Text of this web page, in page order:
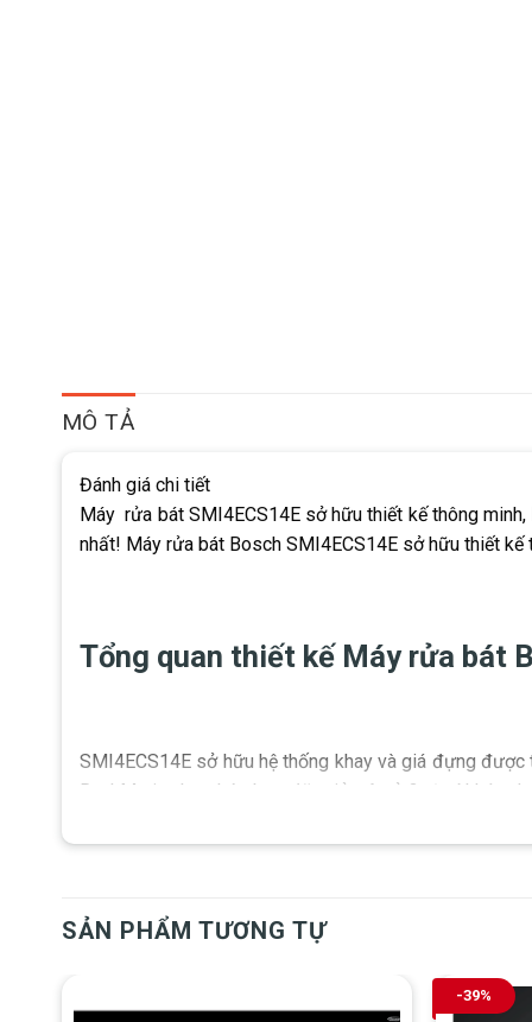
MÔ TẢ
Đánh giá chi tiết
Máy rửa bát SMI4ECS14E sở hữu thiết kế thông
nhất! Máy rửa bát Bosch SMI4ECS14E sở hữu thiết
Tổng quan thiết kế Máy rửa bát
SMI4ECS14E sở hữu hệ thống khay và giá đựng
RackMatic cho phép bạn đặt giỏ trên ở 3 vị trí khác
các hàng gai có thể gấp lại cho phép đặt các đồ
cùng dễ dàng và tiện lợi hơn.
SẢN PHẨM TƯƠNG TỰ
-39%